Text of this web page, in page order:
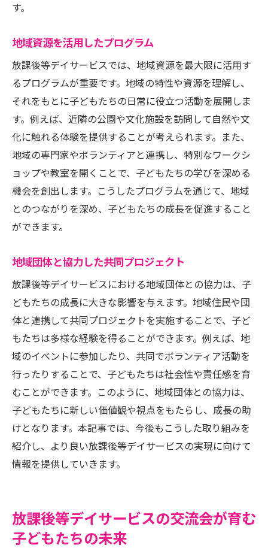
す。
地域資源を活用したプログラム
放課後等デイサービスでは、地域資源を最大限に活用す
るプログラムが重要です。地域の特性や資源を理解し、
それをもとに子どもたちの日常に役立つ活動を展開しま
す。例えば、近隣の公園や文化施設を訪問して自然や文
化に触れる体験を提供することが考えられます。また、
地域の専門家やボランティアと連携し、特別なワークシ
ョップや教室を開くことで、子どもたちの学びを深める
機会を創出します。こうしたプログラムを通じて、地域
とのつながりを深め、子どもたちの成長を促進すること
ができます。
地域団体と協力した共同プロジェクト
放課後等デイサービスにおける地域団体との協力は、子
どもたちの成長に大きな影響を与えます。地域住民や団
体と連携して共同プロジェクトを実施することで、子ど
もたちは多様な経験を得ることができます。例えば、地
域のイベントに参加したり、共同でボランティア活動を
行ったりすることで、子どもたちは社会性や責任感を育
むことができます。このように、地域団体との協力は、
子どもたちに新しい価値観や視点をもたらし、成長の助
けとなります。本記事では、今後もこうした取り組みを
紹介し、より良い放課後等デイサービスの実現に向けて
情報を提供していきます。
放課後等デイサービスの交流会が育む
子どもたちの未来